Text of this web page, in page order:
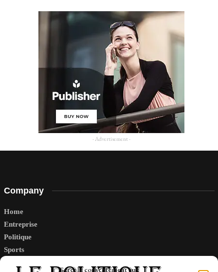
Gérer le consentement aux
- Advertisement -
Company
Home
Entreprise
Politique
Sports